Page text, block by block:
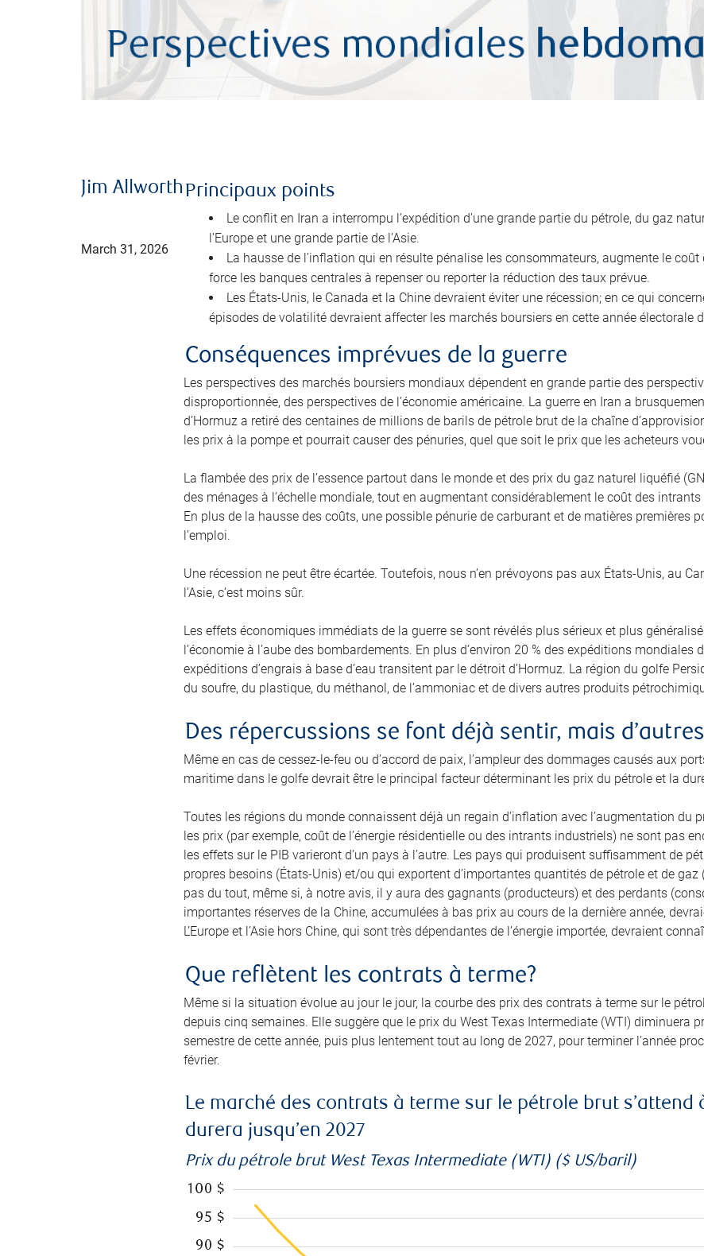
Jim Allworth
March 31, 2026
Principaux points
Le conflit en Iran a interrompu l’expédition d’une grande partie du pétrole, du gaz
l’Europe et une grande partie de l’Asie.
La hausse de l’inflation qui en résulte pénalise les consommateurs, augmente le
force les banques centrales à repenser ou reporter la réduction des taux prévue.
Les États-Unis, le Canada et la Chine devraient éviter une récession; en ce qui
épisodes de volatilité devraient affecter les marchés boursiers en cette année électorale
Conséquences imprévues de la guerre
Les perspectives des marchés boursiers mondiaux dépendent en grande partie des
disproportionnée, des perspectives de l’économie américaine. La guerre en Iran a
d’Hormuz a retiré des centaines de millions de barils de pétrole brut de la chaîne
les prix à la pompe et pourrait causer des pénuries, quel que soit le prix que les acheteurs
La flambée des prix de l’essence partout dans le monde et des prix du gaz naturel liquéfié
des ménages à l’échelle mondiale, tout en augmentant considérablement le coût des
En plus de la hausse des coûts, une possible pénurie de carburant et de matières premières
l’emploi.
Une récession ne peut être écartée. Toutefois, nous n’en prévoyons pas aux États‑Unis, au
l’Asie, c’est moins sûr.
Les effets économiques immédiats de la guerre se sont révélés plus sérieux et plus
l’économie à l’aube des bombardements. En plus d’environ 20 % des expéditions mondiales
expéditions d’engrais à base d’eau transitent par le détroit d’Hormuz. La région du golfe
du soufre, du plastique, du méthanol, de l’ammoniac et de divers autres produits
Des répercussions se font déjà sentir, mais
Même en cas de cessez-le-feu ou d’accord de paix, l’ampleur des dommages causés aux
maritime dans le golfe devrait être le principal facteur déterminant les prix du pétrole et la
Toutes les régions du monde connaissent déjà un regain d’inflation avec l’augmentation du
les prix (par exemple, coût de l’énergie résidentielle ou des intrants industriels) ne sont pas
les effets sur le PIB varieront d’un pays à l’autre. Les pays qui produisent suffisamment de
propres besoins (États-Unis) et/ou qui exportent d’importantes quantités de pétrole et de
pas du tout, même si, à notre avis, il y aura des gagnants (producteurs) et des perdants
importantes réserves de la Chine, accumulées à bas prix au cours de la dernière année,
L’Europe et l’Asie hors Chine, qui sont très dépendantes de l’énergie importée, devraient
Que reflètent les contrats à terme?
Même si la situation évolue au jour le jour, la courbe des prix des contrats à terme sur le
depuis cinq semaines. Elle suggère que le prix du West Texas Intermediate (WTI) diminuera
semestre de cette année, puis plus lentement tout au long de 2027, pour terminer l’année
février.
Le marché des contrats à terme sur le pétrole brut
durera jusqu’en 2027
Prix du pétrole brut West Texas Intermediate (WTI) ($ US/baril)